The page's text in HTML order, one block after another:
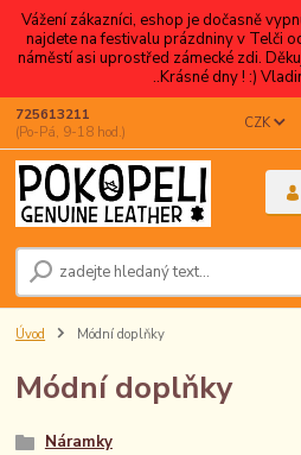
Vážení zákazníci, eshop je dočasně
najdete na festivalu prázdniny v Telči
náměstí asi uprostřed zámecké zdi.
..Krásné dny ! :)
CZK
725613211
(Po-Pá, 9-18 hod.)
Úvod Módní doplňky
Módní doplňky
Náramky